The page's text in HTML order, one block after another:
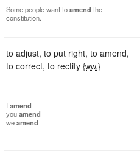
Some people want toamend the
constitution.
to adjust, to put right, to amend,
to correct, to rectify {ww.}
I amend
youamend
weamend